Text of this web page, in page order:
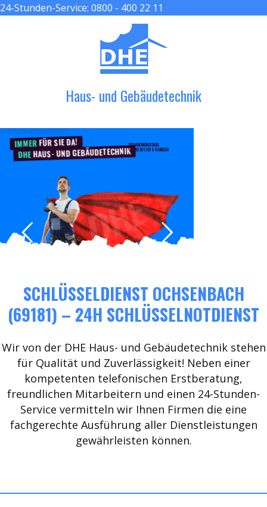
24-Stunden-Service: 0800 - 400 22 11
Haus- und Gebäudetechnik
IMMERFÜR SIE DA!
DHEHAUS- UND GEBÄUDETECHNIK
DER HANDWERKER ENGEL
GRÖßER, BESSER & SCHNELLER
SCHLÜSSELDIENST OCHSENBACH
(69181) – 24H SCHLÜSSELNOTDIENST
Wir von der DHE Haus- und Gebäudetechnik stehen
für Qualität und Zuverlässigkeit! Neben einer
kompetenten telefonischen Erstberatung,
freundlichen Mitarbeitern und einen 24-Stunden-
Service vermitteln wir Ihnen Firmen die eine
fachgerechte Ausführung aller Dienstleistungen
gewährleisten können.